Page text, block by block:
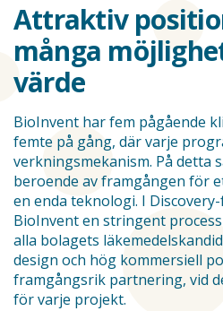
Attraktiv
många
värde
BioInvent har fem pågående
femte på gång, där varje
verkningsmekanism. På detta
beroende av framgången för
en enda teknologi. I
BioInvent en stringent
alla bolagets
design och hög kommersiell
framgångsrik partnering, vid
för varje projekt.